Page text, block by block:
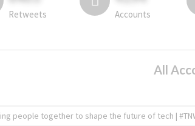
Retweets Accounts
All
people together to shape the future of tech |